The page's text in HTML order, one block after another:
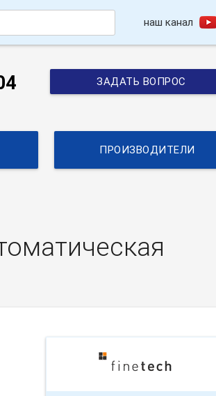
наш канал
ЗАДАТЬ ВОПРОС
ПРОИЗВОДИТЕЛИ